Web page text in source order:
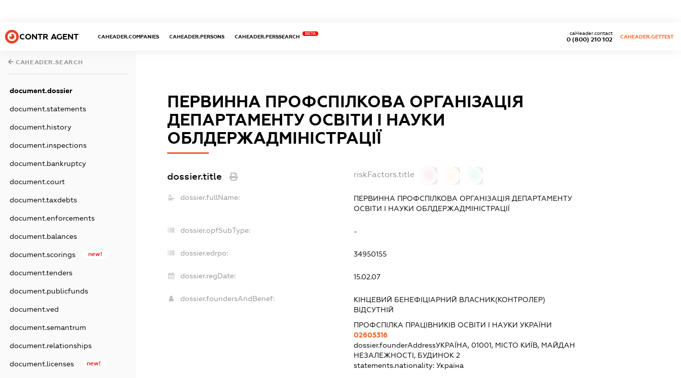
CONTR AGENT CAHEADER.COMPANIES CAHEADER.PERSONS CAHEADER.PERSSEARCH
BETA
0 (800) 210 102
caHeader.contact
CAHEADER.GETTEST
CAHEADER.SEARCH
document.dossier
document.statements
document.history
document.inspections
document.bankruptcy
document.court
document.taxdebts
document.enforcements
document.balances
document.scorings new!
document.tenders
document.publicfunds
document.ved
document.semantrum
document.relationships
document.licenses new!
ПЕРВИННА ПРОФСПІЛКОВА ОРГАНІЗАЦІЯ
ДЕПАРТАМЕНТУ ОСВІТИ І НАУКИ
ОБЛДЕРЖАДМІНІСТРАЦІЇ
dossier.title riskFactors.title
dossier.fullName:
ПЕРВИННА ПРОФСПІЛКОВА ОРГАНІЗАЦІЯ ДЕПАРТАМЕНТУ
ОСВІТИ І НАУКИ ОБЛДЕРЖАДМІНІСТРАЦІЇ
dossier.opfSubType: -
dossier.edrpo: 34950155
dossier.regDate: 15.02.07
dossier.foundersAndBenef:
КІНЦЕВИЙ БЕНЕФІЦІАРНИЙ ВЛАСНИК(КОНТРОЛЕР)
ВІДСУТНІЙ
ПРОФСПІЛКА ПРАЦІВНИКІВ ОСВІТИ І НАУКИ УКРАЇНИ
02605316
dossier.founderAddressУКРАЇНА, 01001, МІСТО КИЇВ, МАЙДАН
НЕЗАЛЕЖНОСТІ, БУДИНОК 2
statements.nationality:Україна